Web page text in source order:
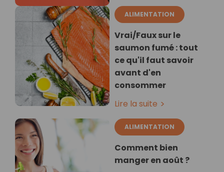
ALIMENTATION
Vrai/Faux sur le
saumon fumé : tout
ce qu'il faut savoir
avant d'en
consommer
Lire la suite
ALIMENTATION
Comment bien
manger en août ?